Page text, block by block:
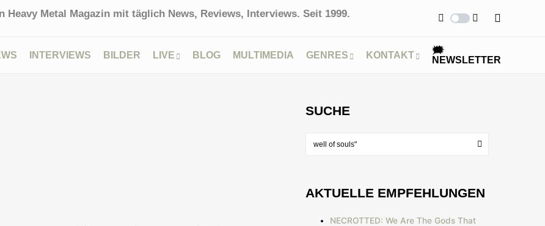
Heavy Metal Magazin mit täglich News, Reviews, Interviews. Seit 1999.
INTERVIEWS BILDER LIVE BLOG MULTIMEDIA GENRES KONTAKT
🗯
NEWSLETTER
SUCHE
AKTUELLE EMPFEHLUNGEN
NECROTTED: We Are The Gods That